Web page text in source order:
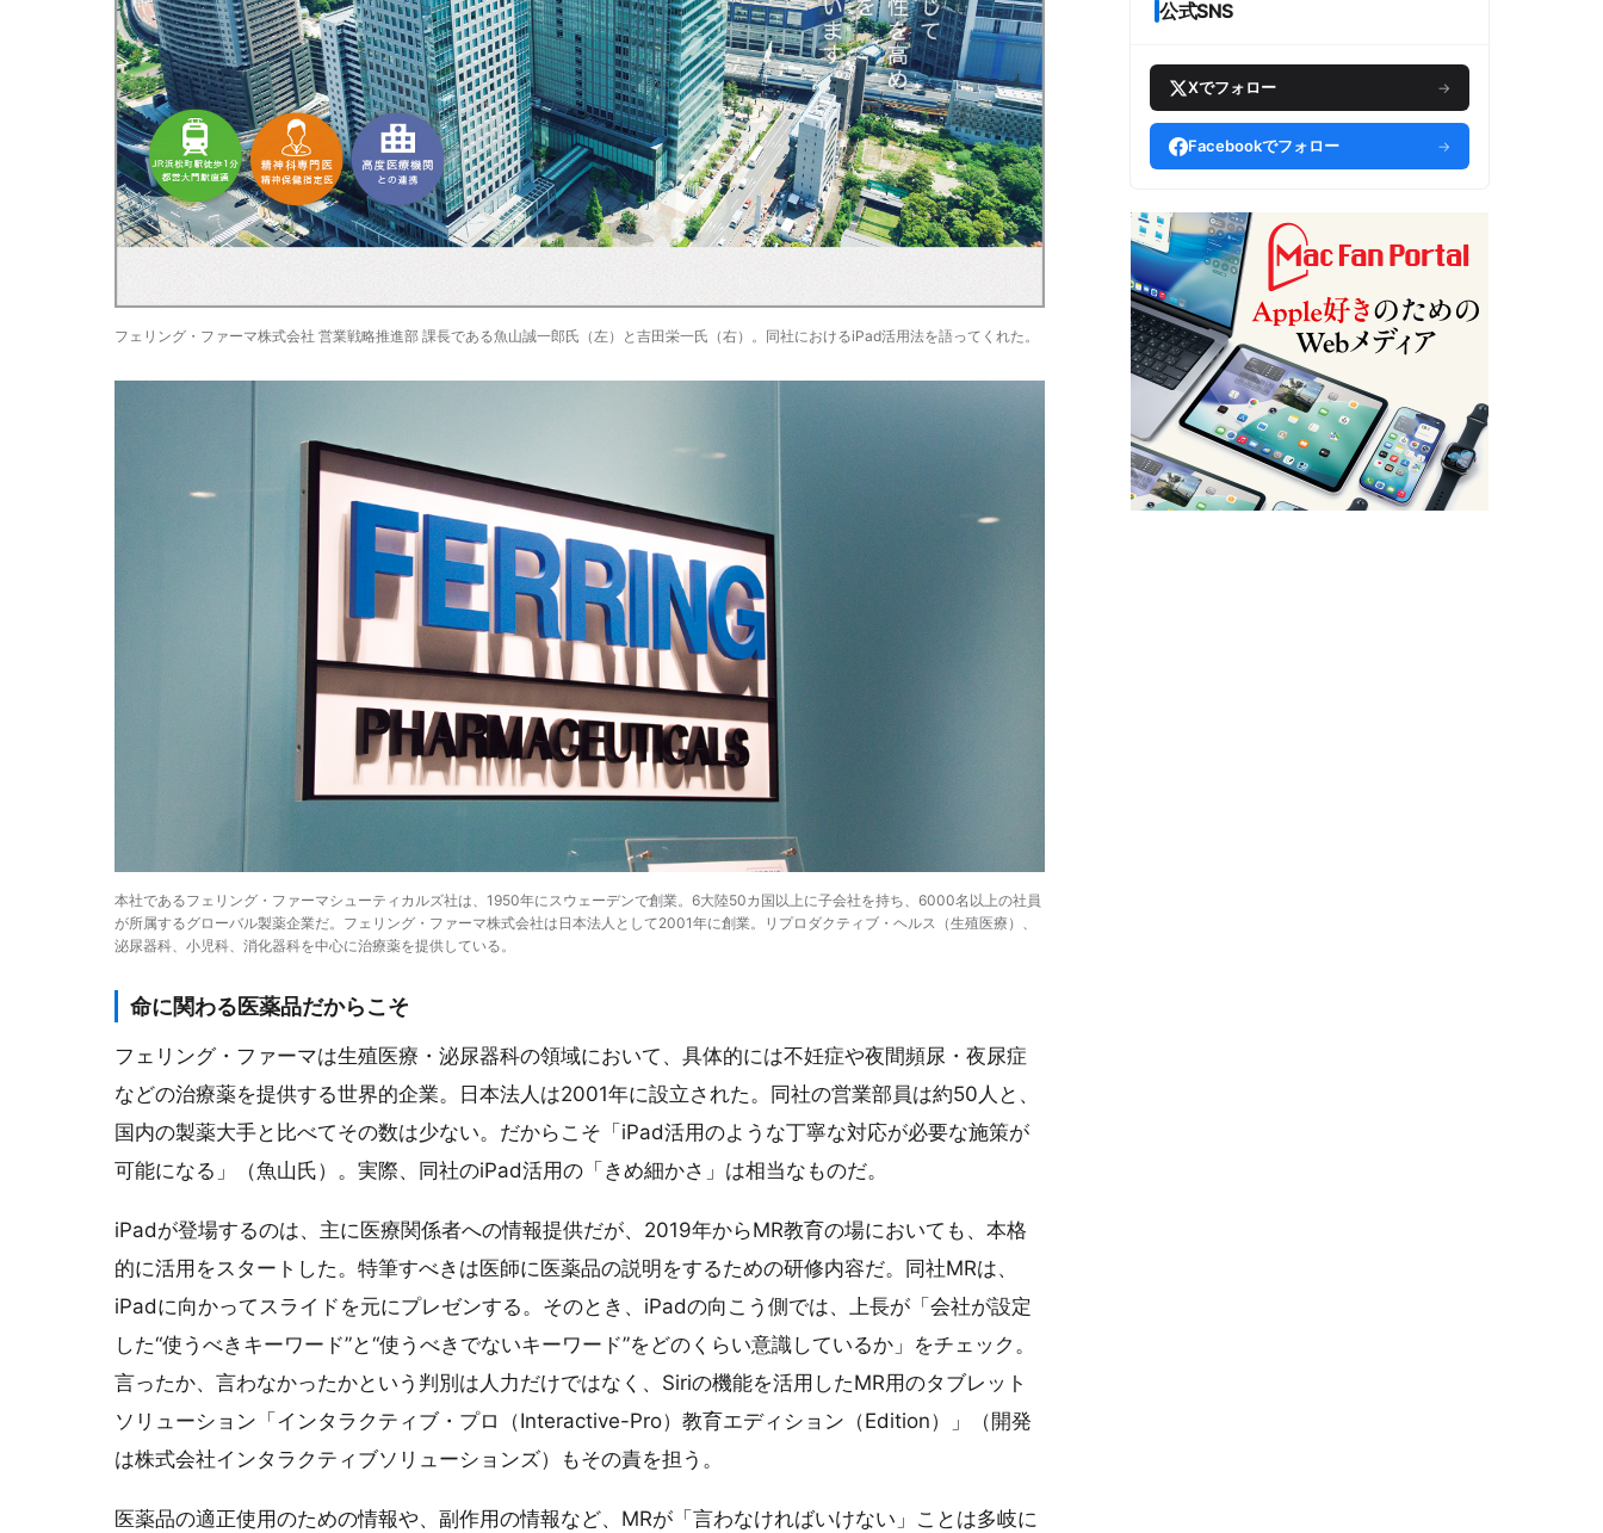
フェリング・ファーマ株式会社 営業戦略推進部 課長である魚山誠一郎氏（左）と吉田栄一氏（右）。同社におけるiPad活用法を語ってくれた。
本社であるフェリング・ファーマシューティカルズ社は、1950年にスウェーデンで創業。6大陸50カ国以上に子会社を持ち、6000名以上の社員
が所属するグローバル製薬企業だ。フェリング・ファーマ株式会社は日本法人として2001年に創業。リプロダクティブ・ヘルス（生殖医療）、
泌尿器科、小児科、消化器科を中心に治療薬を提供している。
命に関わる医薬品だからこそ
フェリング・ファーマは生殖医療・泌尿器科の領域において、具体的には不妊症や夜間頻尿・夜尿症
などの治療薬を提供する世界的企業。日本法人は2001年に設立された。同社の営業部員は約50人と、
国内の製薬大手と比べてその数は少ない。だからこそ「iPad活用のような丁寧な対応が必要な施策が
可能になる」（魚山氏）。実際、同社のiPad活用の「きめ細かさ」は相当なものだ。
iPadが登場するのは、主に医療関係者への情報提供だが、2019年からMR教育の場においても、本格
的に活用をスタートした。特筆すべきは医師に医薬品の説明をするための研修内容だ。同社MRは、
iPadに向かってスライドを元にプレゼンする。そのとき、iPadの向こう側では、上長が「会社が設定
した“使うべきキーワード”と“使うべきでないキーワード”をどのくらい意識しているか」をチェック。
言ったか、言わなかったかという判別は人力だけではなく、Siriの機能を活用したMR用のタブレット
ソリューション「インタラクティブ・プロ（Interactive-Pro）教育エディション（Edition）」（開発
は株式会社インタラクティブソリューションズ）もその責を担う。
医薬品の適正使用のための情報や、副作用の情報など、MRが「言わなければいけない」ことは多岐に
公式SNS
Xでフォロー →
Facebookでフォロー →